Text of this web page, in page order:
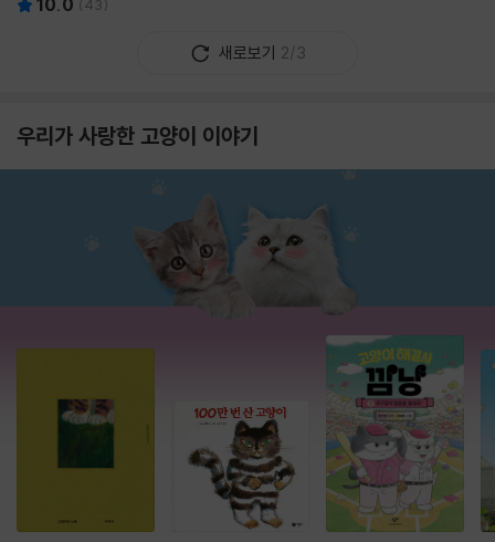
10.0 (43)
새로보기 2/3
우리가 사랑한 고양이 이야기